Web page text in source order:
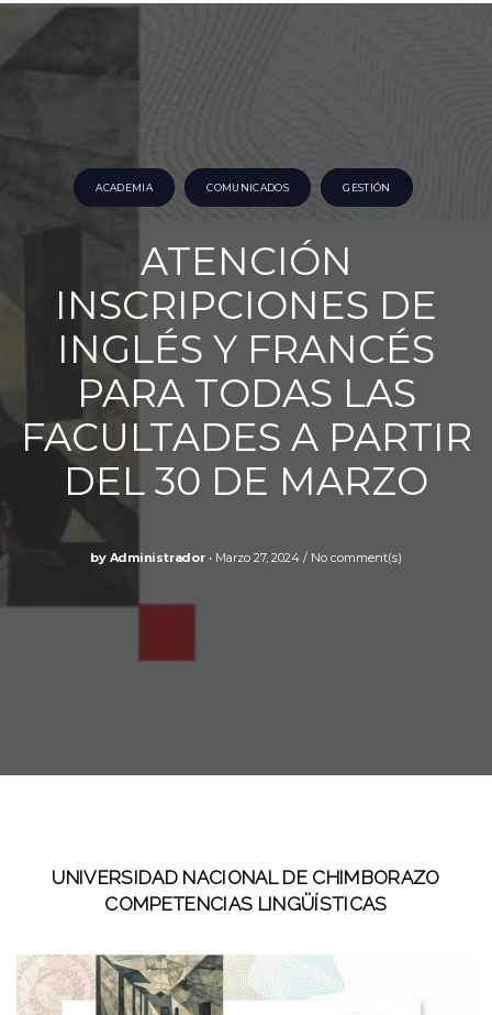
ACADEMIA COMUNICADOS GESTIÓN
ATENCIÓN
INSCRIPCIONES DE
INGLÉS Y FRANCÉS
PARA TODAS LAS
FACULTADES A PARTIR
DEL 30 DE MARZO
by Administrador Marzo 27, 2024 No comment(s)
UNIVERSIDAD NACIONAL DE CHIMBORAZO
COMPETENCIAS LINGÜÍSTICAS